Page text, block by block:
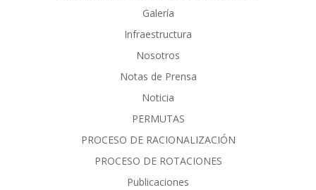
Galería
Infraestructura
Nosotros
Notas de Prensa
Noticia
PERMUTAS
PROCESO DE RACIONALIZACIÓN
PROCESO DE ROTACIONES
Publicaciones